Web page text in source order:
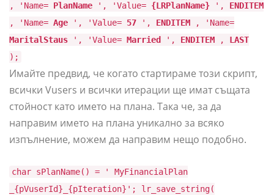
, 'Name= PlanName ', 'Value= {LRPlanName} ', ENDITEM
, 'Name= Age ', 'Value= 57 ', ENDITEM , 'Name=
MaritalStaus ', 'Value= Married ', ENDITEM , LAST
);
Имайте предвид, че когато стартираме този скрипт,
всички Vusers и всички итерации ще имат същата
стойност като името на плана. Така че, за да
направим името на плана уникално за всяко
изпълнение, можем да направим нещо подобно.
char sPlanName() = ' MyFinancialPlan
_{pVuserId}_{pIteration}'; lr_save_string(